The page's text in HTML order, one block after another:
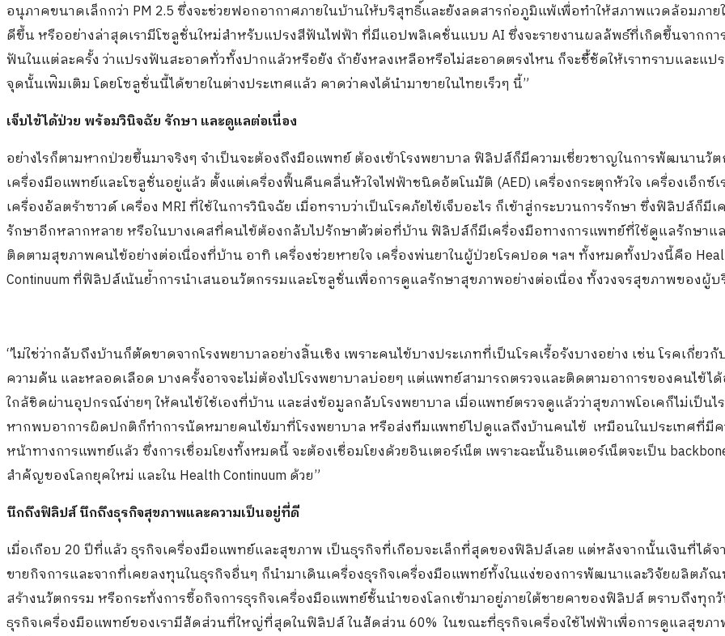
อนุภาคขนาดเล็กกว่า PM 2.5 ซึ่งจะช่วยฟอกอากาศภายในบ้านให้บริสุทธิ์และยังลดสารก่อภูมิแพ้เพื่อทำให้สภาพแวดล้อมภาย
ดีขึ้น หรืออย่างล่าสุดเรามีโซลูชั่นใหม่สำหรับแปรงสีฟันไฟฟ้า ที่มีแอปพลิเคชั่นแบบ AI ซึ่งจะรายงานผลลัพธ์ที่เกิดขึ้นจากกา
ฟันในแต่ละครั้ง ว่าแปรงฟันสะอาดทั่วทั้งปากแล้วหรือยัง ถ้ายังหลงเหลือหรือไม่สะอาดตรงไหน ก็จะชี้้ชัดให้เราทราบและแป
จุดนั้นเพ่ิมเติม โดยโซลูชั่นนี้ได้ขายในต่างประเทศแล้ว คาดว่าคงได้นำมาขายในไทยเร็วๆ นี้”
เจ็บไข้ได้ป่วย พร้อมวินิจฉัย รักษา และดูแลต่อเนื่อง
อย่างไรก็ตามหากป่วยขึ้นมาจริงๆ จำเป็นจะต้องถึงมือแพทย์ ต้องเข้าโรงพยาบาล ฟิลิปส์ก็มีความเชี่ยวชาญในการพัฒนานวัต
เครื่องมือแพทย์และโซลูชั่นอยู่แล้ว ตั้งแต่เครื่องฟื้นคืนคลื่นหัวใจไฟฟ้าชนิดอัตโนมัติ (AED) เครื่องกระตุกหัวใจ เครื่องเอ็กซ์เ
เครื่องอัลตร้าซาวด์ เครื่อง MRI ที่ใช้ในการวินิจฉัย เมื่อทราบว่าเป็นโรคภัยไข้เจ็บอะไร ก็เข้าสู่กระบวนการรักษา ซึ่งฟิลิปส์ก็มีเ
รักษาอีกหลากหลาย หรือในบางเคสที่คนไข้ต้องกลับไปรักษาตัวต่อที่บ้าน ฟิลิปส์ก็มีเครื่องมือทางการแพทย์ที่ใช้ดูแลรักษาแ
ติดตามสุขภาพคนไข้อย่างต่อเนื่องที่บ้าน อาทิ เครื่องช่วยหายใจ เครื่องพ่นยาในผู้ป่วยโรคปอด ฯลฯ ทั้งหมดทั้งปวงนี้คือ
Continuum ที่ฟิลิปส์เน้นย้ำการนำเสนอนวัตกรรมและโซลูชั่นเพื่อการดูแลรักษาสุขภาพอย่างต่อเนื่อง ทั้งวงจรสุขภาพของผู้บ
“ไม่ใช่ว่ากลับถึงบ้านก็ตัดขาดจากโรงพยาบาลอย่างสิ้นเชิง เพราะคนไข้บางประเภทที่เป็นโรคเรื้อรังบางอย่าง เช่น โรคเกี่ยวกั
ความดัน และหลอดเลือด บางครั้งอาจจะไม่ต้องไปโรงพยาบาลบ่อยๆ แต่แพทย์สามารถตรวจและติดตามอาการของคนไข้ได้
ใกล้ชิดผ่านอุปกรณ์ง่ายๆ ให้คนไข้ใช้เองที่บ้าน และส่งข้อมูลกลับโรงพยาบาล เมื่อแพทย์ตรวจดูแล้วว่าสุขภาพโอเคก็ไม่เป็นไ
หากพบอาการผิดปกติก็ทำการนัดหมายคนไข้มาที่โรงพยาบาล หรือส่งทีมแพทย์ไปดูแลถึงบ้านคนไข้ เหมือนในประเทศที่มีค
หน้าทางการแพทย์แล้ว ซึ่งการเชื่อมโยงทั้งหมดนี้ จะต้องเชื่อมโยงด้วยอินเตอร์เน็ต เพราะฉะนั้นอินเตอร์เน็ตจะเป็น
สำคัญของโลกยุคใหม่ และใน Health Continuum ด้วย”
นึกถึงฟิลิปส์ นึกถึงธุรกิจสุขภาพและความเป็นอยู่ที่ดี
เมื่อเกือบ 20 ปีที่แล้ว ธุรกิจเครื่องมือแพทย์และสุขภาพ เป็นธุรกิจที่เกือบจะเล็กที่สุดของฟิลิปส์เลย แต่หลังจากนั้นเงินที่ได้จ
ขายกิจการและจากที่เคยลงทุนในธุรกิจอื่นๆ ก็นำมาเดินเครื่องธุรกิจเครื่องมือแพทย์ทั้งในแง่ของการพัฒนาและวิจัยผลิตภัณ
สร้างนวัตกรรม หรือกระทั่งการซื้อกิจการธุรกิจเครื่องมือแพทย์ชั้นนำของโลกเข้ามาอยู่ภายใต้ชายคาของฟิลิปส์ ตราบถึงทุก
ธุรกิจเครื่องมือแพทย์ของเรามีสัดส่วนที่ใหญ่ที่สุดในฟิลิปส์ ในสัดส่วน 60% ในขณะที่ธุรกิจเครื่องใช้ไฟฟ้าเพื่อการดูแลสุขภ